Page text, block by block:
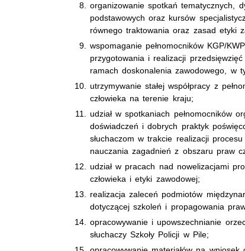
organizowanie spotkań tematycznych,
podstawowych oraz kursów
równego traktowania oraz zasad etyki
wspomaganie pełnomocników KGP/
przygotowania i realizacji
ramach doskonalenia zawodowego, w
utrzymywanie stałej współpracy z
człowieka na terenie kraju;
udział w spotkaniach pełnomocników
doświadczeń i dobrych praktyk
słuchaczom w trakcie realizacji
nauczania zagadnień z obszaru praw
udział w pracach nad nowelizacjami
człowieka i etyki zawodowej;
realizacja zaleceń podmiotów
dotyczącej szkoleń i propagowania
opracowywanie i upowszechnianie
słuchaczy Szkoły Policji w Pile;